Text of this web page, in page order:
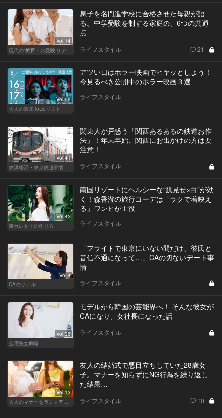
Vol.14
現代の“教育・お受験”リアルドキュメント
息子を名門進学校に合格させた母親が語
る。中学受験を制する家庭の、6つの共通
点
ライフスタイル 21
Vol.59
大人の週末ToDoリスト
アツい日はホラー映画でヒヤッとしよう！
今見るべき公開中のホラー映画３選
ライフスタイル
Vol.41
東洋経済・東京鉄道事情
関東人が戸惑う「関西あるあるの鉄道お作
法」！年末年始、関西にお出かけの方は要
注意！
ライフスタイル
Vol.42
東カレ女子の作り方
南国リゾートにヘルシーな“肌見せ×白”が効
く！森香澄の旅行コーデは「ラクで着映え
る」ワンピが主役
ライフスタイル
Vol.4
CAのリアル
「フライトで東京にいない間だけ、彼氏と
音信不通になって…」CAの切ないデート事
情
ライフスタイル
Vol.36
金曜美女劇場
モデルから韓国の芸能界へ！ そんな彼女が
CAになり、女社長になった話
ライフスタイル
Vol.13
大人のマナーをランクアップせよ
友人の結婚式で悪目立ちしていた28歳女
子。マナーを知らずにNG行為を繰り返し
た結果…
ライフスタイル 10